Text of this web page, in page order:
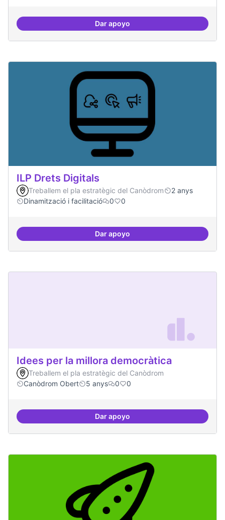
Dar apoyoImplementacions de solucions
ILP Drets Digitals
Treballem el pla estratègic del Canòdrom
2 anys
Dinamització i facilitació
0 0
Dar apoyoILP Drets Digitals
Idees per la millora democràtica
Treballem el pla estratègic del Canòdrom
Canòdrom Obert
5 anys 0 0
Dar apoyoIdees per la millora democràtica